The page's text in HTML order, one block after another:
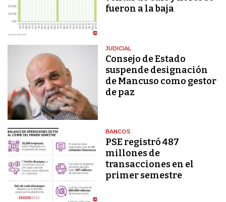
fueron a la baja
JUDICIAL
Consejo de Estado
suspende designación
de Mancuso como gestor
de paz
BANCOS
PSE registró 487
millones de
transacciones en el
primer semestre